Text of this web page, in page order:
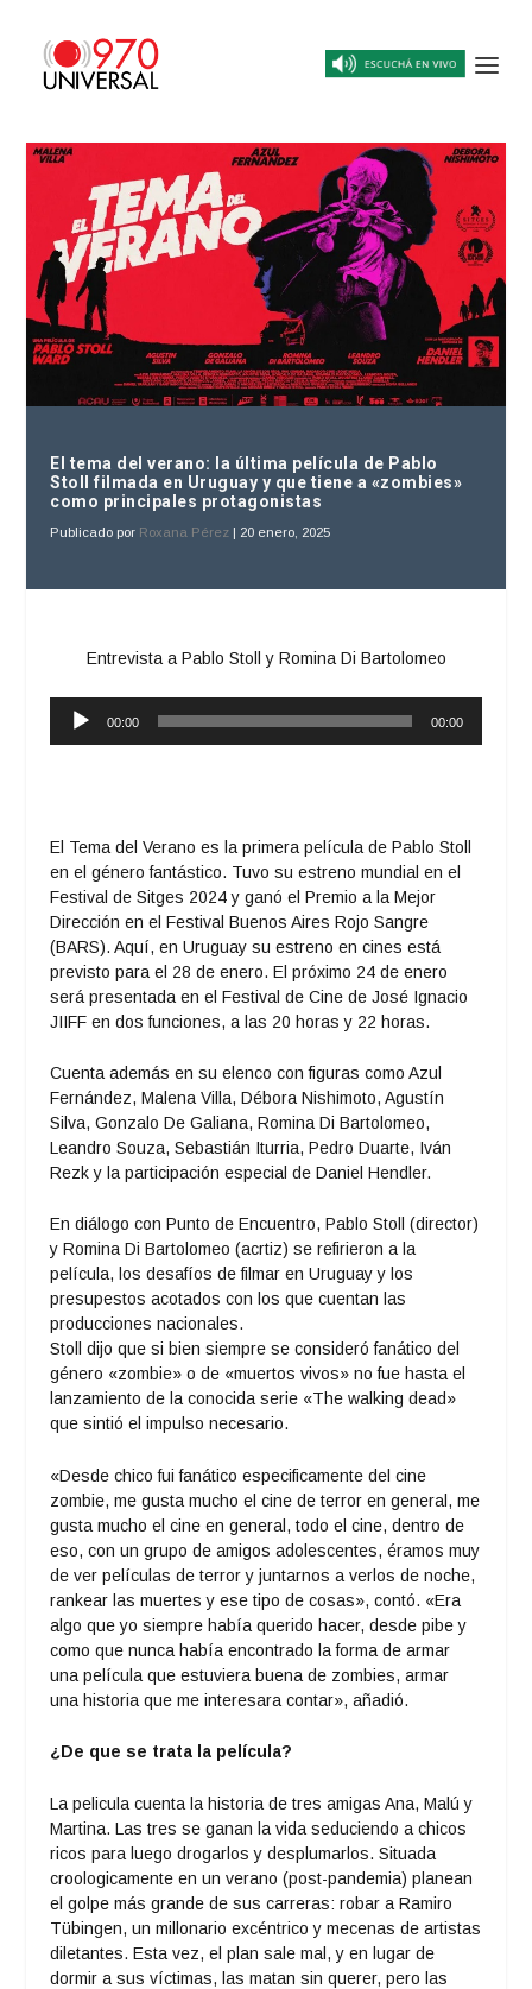
El tema del verano: la última película de Pablo
Stoll filmada en Uruguay y que tiene a «zombies»
como principales protagonistas
Publicado por Roxana Pérez | 20 enero, 2025
Entrevista a Pablo Stoll y Romina Di Bartolomeo
Reproductor
00:00 00:00
El Tema del Verano es la primera película de Pablo Stoll
en el género fantástico. Tuvo su estreno mundial en el
Festival de Sitges 2024 y ganó el Premio a la Mejor
Dirección en el Festival Buenos Aires Rojo Sangre
(BARS). Aquí, en Uruguay su estreno en cines está
previsto para el 28 de enero. El próximo 24 de enero
será presentada en el Festival de Cine de José Ignacio
JIIFF en dos funciones, a las 20 horas y 22 horas.
Cuenta además en su elenco con figuras como Azul
Fernández, Malena Villa, Débora Nishimoto, Agustín
Silva, Gonzalo De Galiana, Romina Di Bartolomeo,
Leandro Souza, Sebastián Iturria, Pedro Duarte, Iván
Rezk y la participación especial de Daniel Hendler.
En diálogo con Punto de Encuentro, Pablo Stoll (director)
y Romina Di Bartolomeo (acrtiz) se refirieron a la
película, los desafíos de filmar en Uruguay y los
presupestos acotados con los que cuentan las
producciones nacionales.
Stoll dijo que si bien siempre se consideró fanático del
género «zombie» o de «muertos vivos» no fue hasta el
lanzamiento de la conocida serie «The walking dead»
que sintió el impulso necesario.
«Desde chico fui fanático especificamente del cine
zombie, me gusta mucho el cine de terror en general, me
gusta mucho el cine en general, todo el cine, dentro de
eso, con un grupo de amigos adolescentes, éramos muy
de ver películas de terror y juntarnos a verlos de noche,
rankear las muertes y ese tipo de cosas», contó. «Era
algo que yo siempre había querido hacer, desde pibe y
como que nunca había encontrado la forma de armar
una película que estuviera buena de zombies, armar
una historia que me interesara contar», añadió.
¿De que se trata la película?
La pelicula cuenta la historia de tres amigas Ana, Malú y
Martina. Las tres se ganan la vida seduciendo a chicos
ricos para luego drogarlos y desplumarlos. Situada
croologicamente en un verano (post-pandemia) planean
el golpe más grande de sus carreras: robar a Ramiro
Tübingen, un millonario excéntrico y mecenas de artistas
diletantes. Esta vez, el plan sale mal, y en lugar de
dormir a sus víctimas, las matan sin querer, pero las